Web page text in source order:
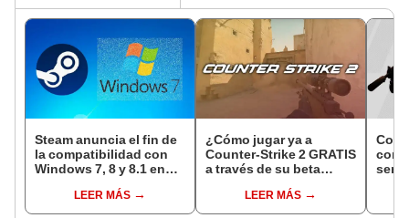
Steam anuncia el fin de
la compatibilidad con
Windows 7, 8 y 8.1 en
LEER MÁS
¿Cómo jugar ya a
Counter-Strike 2 GRATIS
a través de su beta
LEER MÁS
será